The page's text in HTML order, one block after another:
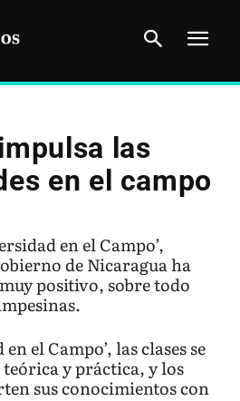
las
en el campo
en el Campo’,
de Nicaragua ha
positivo, sobre todo
el Campo’, las clases se
y práctica, y los
sus conocimientos con